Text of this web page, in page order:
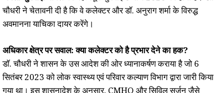
चौधरी ने चेतावनी दी है कि वे कलेक्टर और डॉ. अनुराग शर्मा के विरुद्ध
अवमानना याचिका दायर करेंगे।
अधिकार क्षेत्र पर सवाल: क्या कलेक्टर को है प्रभार देने का हक?
डॉ. चौधरी ने शासन के उस आदेश की ओर ध्यानाकर्षण कराया है जो 6
सितंबर 2023 को लोक स्वास्थ्य एवं परिवार कल्याण विभाग द्वारा जारी किया
गया था। इस शासनादेश के अनुसार, CMHO और सिविल सर्जन जैसे